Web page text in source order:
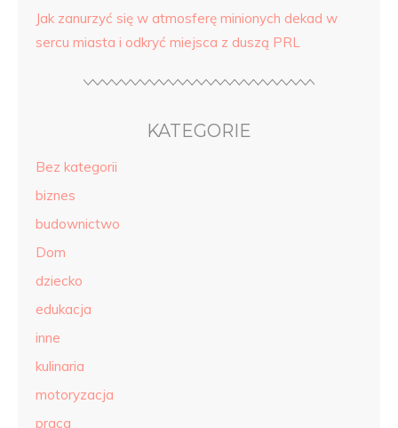
Jak zanurzyć się w atmosferę minionych dekad w
sercu miasta i odkryć miejsca z duszą PRL
KATEGORIE
Bez kategorii
biznes
budownictwo
Dom
dziecko
edukacja
inne
kulinaria
motoryzacja
praca